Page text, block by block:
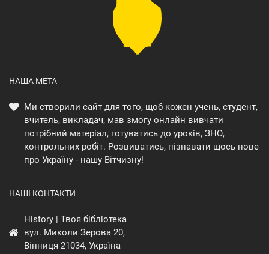
НАША МЕТА
Ми створили сайт для того, щоб кожен учень, студент,
вчитель, викладач, мав змогу онлайн вивчати
потрібний матеріал, готуватись до уроків, ЗНО,
контрольних робіт. Розвиватись, пізнавати щось нове
про Україну - нашу Вітчизну!
НАШІ КОНТАКТИ
History | Твоя бібліотека
вул. Миколи Зерова 20,
Вінниця 21034, Україна